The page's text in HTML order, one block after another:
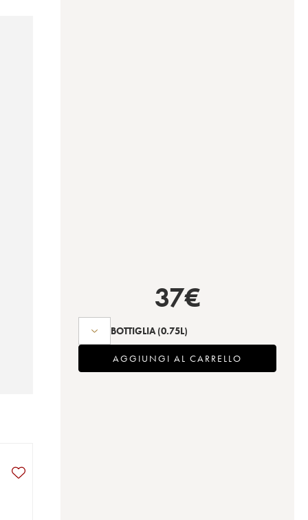
37€
BOTTIGLIA (0.75L)
AGGIUNGI AL CARRELLO